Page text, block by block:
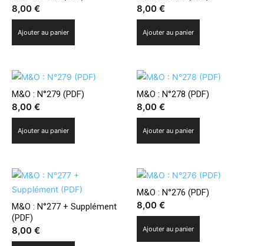
8,00 €
Ajouter au panier
8,00€
Ajouter au panier
M&O : N°279 (PDF)
8,00 €
Ajouter au panier
M&O : N°278 (PDF)
8,00€
Ajouter au panier
M&O : N°277 + Supplément
(PDF)
8,00 €
M&O : N°276 (PDF)
8,00€
Ajouter au panier